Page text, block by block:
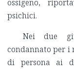
ossigeno,
psichici.
Nei due
condannato per i
di persona ai